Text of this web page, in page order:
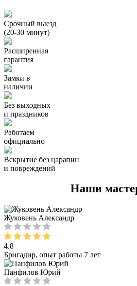
Срочный выезд
(20-30 минут)
Расширенная
гарантия
Замки в
наличии
Без выходных
и праздников
Работаем
официально
Вскрытие без царапин
и повреждений
Наши
Жуковень Александр
4.8
Бригадир, опыт работы 7 лет
Панфилов Юрий